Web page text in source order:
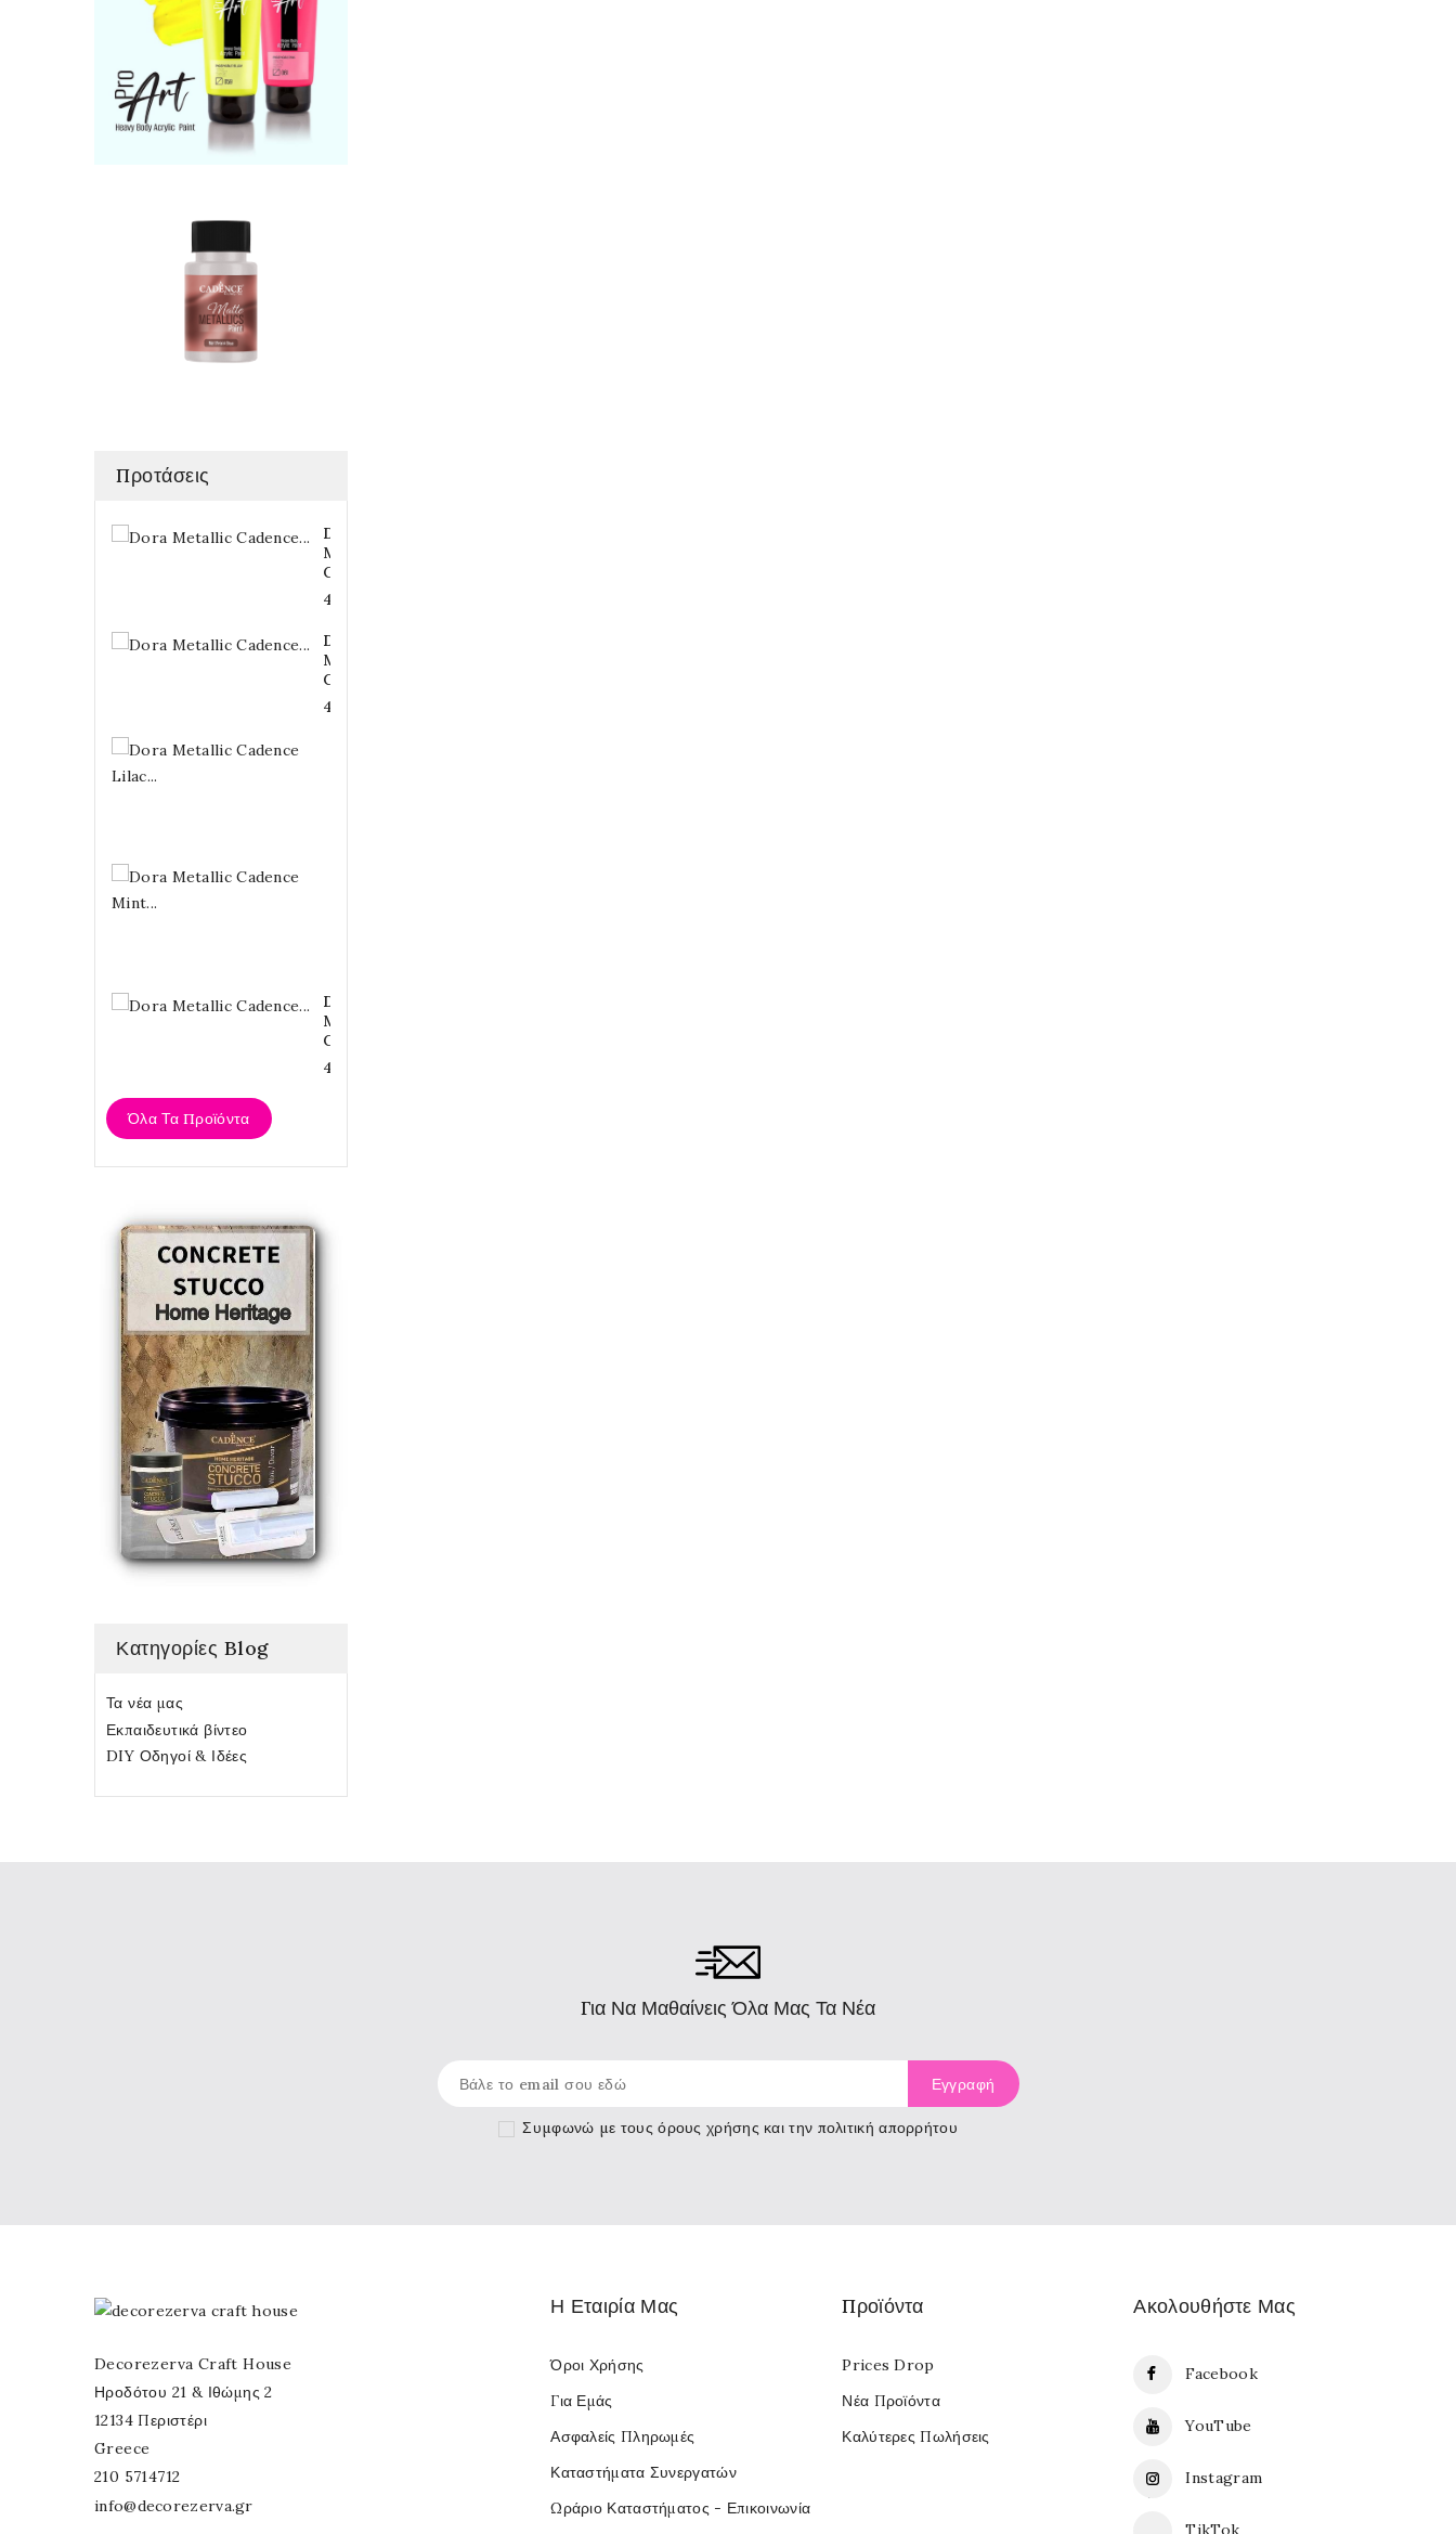
Προτάσεις
Dora
Metallic
Cadence...
4,20 €
Dora
Metallic
Cadence...
4,20 €
Dora
Metallic
Cadence...
4,20 €
Όλα Τα Προϊόντα
Κατηγορίες Blog
Τα νέα μας
Εκπαιδευτικά βίντεο
DIY Οδηγοί & Ιδέες
Για Να Μαθαίνεις Όλα Μας Τα Νέα
Συμφωνώ με τουςόρους χρήσης και την πολιτική απορρήτου
Ακολουθήστε Μας
Facebook
YouTube
Instagram
TikTok
Decorezerva Craft House
Ηροδότου 21 & Ιθώμης 2
12134 Περιστέρι
Greece
210 5714712
info@decorezerva.gr
Προϊόντα
Prices Drop
Νέα Προϊόντα
Καλύτερες Πωλήσεις
Η Εταιρία Μας
Όροι Χρήσης
Για Εμάς
Ασφαλείς Πληρωμές
Καταστήματα Συνεργατών
Ωράριο Καταστήματος - Επικοινωνία